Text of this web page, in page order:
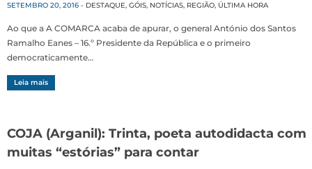
SETEMBRO 20, 2016 - DESTAQUE, GÓIS, NOTÍCIAS, REGIÃO, ÚLTIMA HORA
Ao que a A COMARCA acaba de apurar, o general António dos Santos
Ramalho Eanes – 16.º Presidente da República e o primeiro
democraticamente…
Leia mais
COJA (Arganil): Trinta, poeta autodidacta com
muitas “estórias” para contar